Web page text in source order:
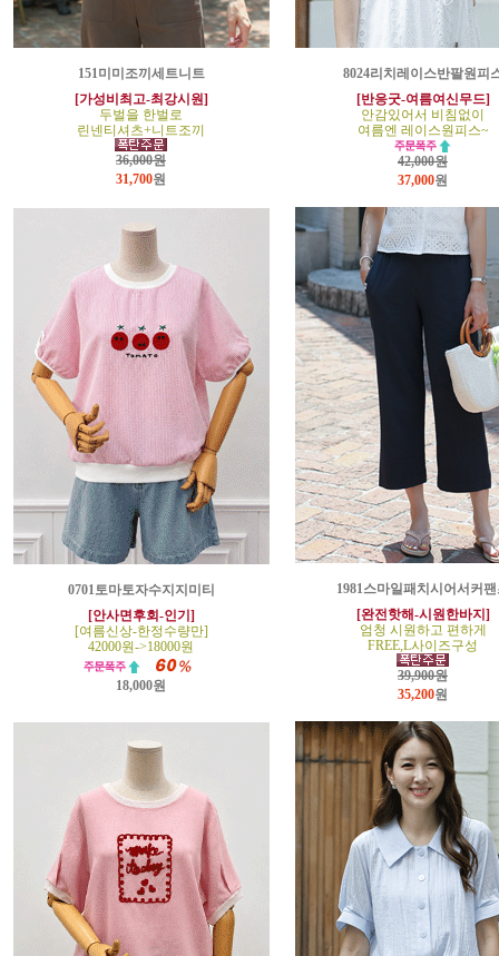
151미미조끼세트니트
[가성비최고-최강시원]
두벌을 한벌로
린넨티셔츠+니트조끼
36,000원
31,700원
8024리치레이스반팔원피
[반응굿-여름여신무드]
안감있어서 비침없이
여름엔 레이스원피스~
42,000원
37,000원
0701토마토자수지지미티
[안사면후회-인기]
[여름신상-한정수량만]
42000원->18000원
18,000원
1981스마일패치시어서커팬
[완전핫해-시원한바지]
엄청 시원하고 편하게
FREE,L사이즈구성
39,900원
35,200원